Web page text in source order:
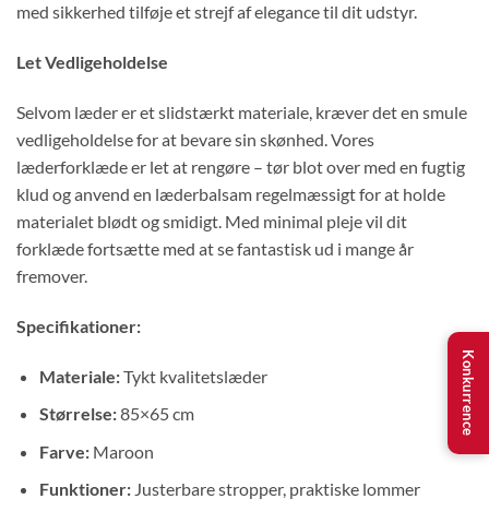
med sikkerhed tilføje et strejf af elegance til dit udstyr.
Let Vedligeholdelse
Selvom læder er et slidstærkt materiale, kræver det en smule
vedligeholdelse for at bevare sin skønhed. Vores
læderforklæde er let at rengøre – tør blot over med en fugtig
klud og anvend en læderbalsam regelmæssigt for at holde
materialet blødt og smidigt. Med minimal pleje vil dit
forklæde fortsætte med at se fantastisk ud i mange år
fremover.
Specifikationer:
Materiale:Tykt kvalitetslæder
Størrelse:85×65 cm
Farve:Maroon
Funktioner:Justerbare stropper, praktiske lommer
Konkurrence